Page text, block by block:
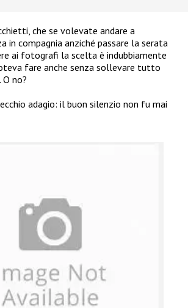
che se volevate andare a
in compagnia anziché passare la serata
ai fotografi la scelta è indubbiamente
fare anche senza sollevare tutto
no?
adagio: il buon silenzio non fu mai